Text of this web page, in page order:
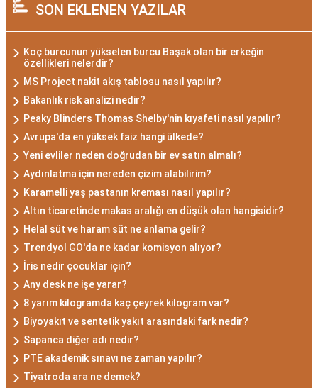
SON EKLENEN YAZILAR
Koç burcunun yükselen burcu Başak olan bir erkeğin
özellikleri nelerdir?
MS Project nakit akış tablosu nasıl yapılır?
Bakanlık risk analizi nedir?
Peaky Blinders Thomas Shelby'nin kıyafeti nasıl yapılır?
Avrupa'da en yüksek faiz hangi ülkede?
Yeni evliler neden doğrudan bir ev satın almalı?
Aydınlatma için nereden çizim alabilirim?
Karamelli yaş pastanın kreması nasıl yapılır?
Altın ticaretinde makas aralığı en düşük olan hangisidir?
Helal süt ve haram süt ne anlama gelir?
Trendyol GO'da ne kadar komisyon alıyor?
İris nedir çocuklar için?
Any desk ne işe yarar?
8 yarım kilogramda kaç çeyrek kilogram var?
Biyoyakıt ve sentetik yakıt arasındaki fark nedir?
Sapanca diğer adı nedir?
PTE akademik sınavı ne zaman yapılır?
Tiyatroda ara ne demek?